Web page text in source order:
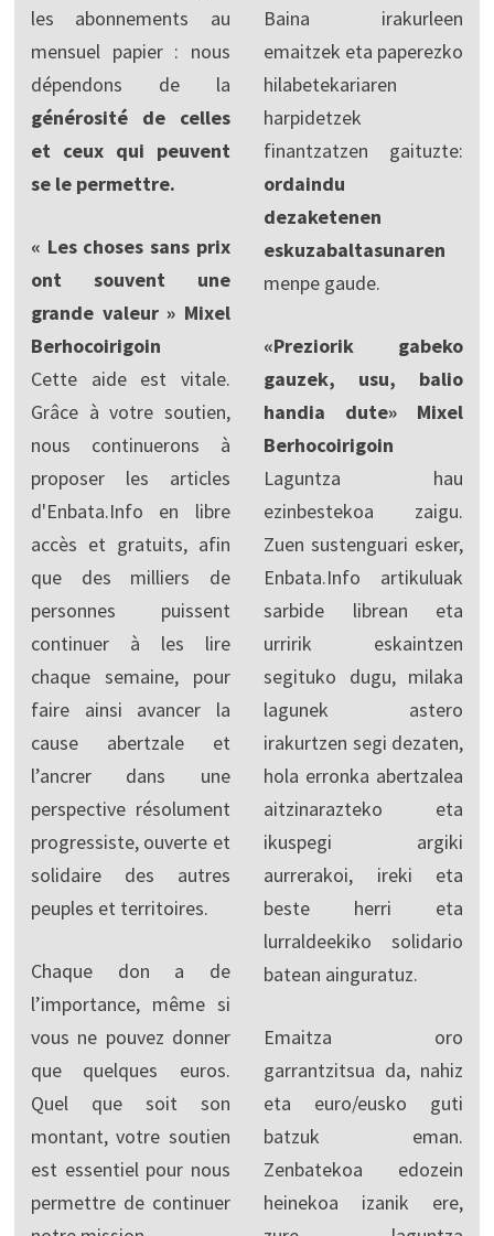
les abonnements au
mensuel papier : nous
dépendons de la
générosité de celles
et ceux qui peuvent
se le permettre.
« Les choses sans prix
ont souvent une
grande valeur » Mixel
Berhocoirigoin
Cette aide est vitale.
Grâce à votre soutien,
nous continuerons à
proposer les articles
d'Enbata.Info en libre
accès et gratuits, afin
que des milliers de
personnes puissent
continuer à les lire
chaque semaine, pour
faire ainsi avancer la
cause abertzale et
l’ancrer dans une
perspective résolument
progressiste, ouverte et
solidaire des autres
peuples et territoires.
Chaque don a de
l’importance, même si
vous ne pouvez donner
que quelques euros.
Quel que soit son
montant, votre soutien
est essentiel pour nous
permettre de continuer
Baina irakurleen
emaitzek eta paperezko
hilabetekariaren
harpidetzek
finantzatzen gaituzte:
ordaindu
dezaketenen
eskuzabaltasunaren
menpe gaude.
«Preziorik gabeko
gauzek, usu, balio
handia dute» Mixel
Berhocoirigoin
Laguntza hau
ezinbestekoa zaigu.
Zuen sustenguari esker,
Enbata.Info artikuluak
sarbide librean eta
urririk eskaintzen
segituko dugu, milaka
lagunek astero
irakurtzen segi dezaten,
hola erronka abertzalea
aitzinarazteko eta
ikuspegi argiki
aurrerakoi, ireki eta
beste herri eta
lurraldeekiko solidario
batean ainguratuz.
Emaitza oro
garrantzitsua da, nahiz
eta euro/eusko guti
batzuk eman.
Zenbatekoa edozein
heinekoa izanik ere,